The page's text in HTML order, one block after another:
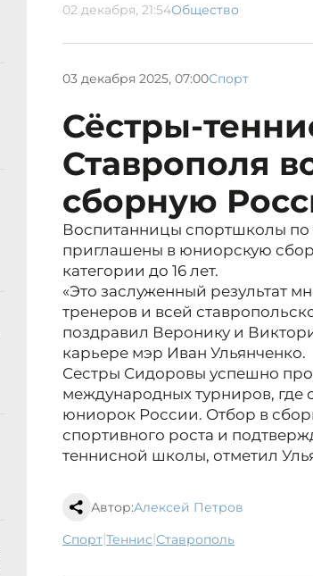
02 декабря, 21:54Общество
03 декабря 2025, 07:00Спорт
Сёстры-
Ставрополя
сборную
Воспитанницы спортшколы
приглашены в юниорскую
категории до 16 лет.
«Это заслуженный результат
тренеров и всей
поздравил Веронику и
карьере мэр Иван Ульянченко.
Сестры Сидоровы успешно
международных турниров,
юниорок России. Отбор в
спортивного роста и
теннисной школы, отметил
Автор:Алексей Петров
спорт| теннис| Ставрополь